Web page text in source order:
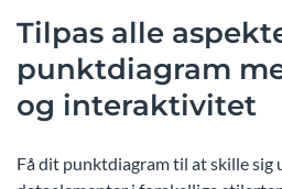
Tilpas alle
punktdiagram
og interaktivitet
Få dit punktdiagram til at skille sig